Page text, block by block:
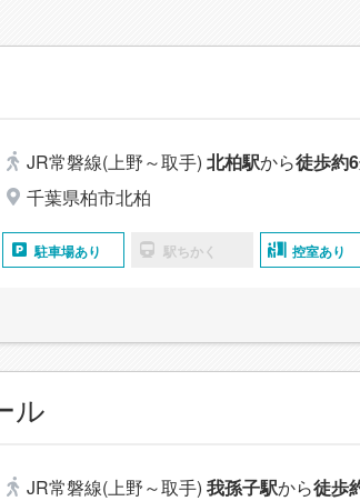
JR常磐線(上野～取手) 北柏駅から徒歩約
千葉県柏市北柏
駐車場あり 駅ちかく 控室あり
ル
JR常磐線(上野～取手) 我孫子駅から徒歩